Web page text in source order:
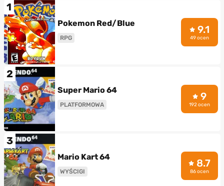
1
Pokemon Red/Blue
RPG
9.1
49 ocen
2
Super Mario 64
PLATFORMOWA
9
192 ocen
3
Mario Kart 64
WYŚCIGI
8.7
86 ocen